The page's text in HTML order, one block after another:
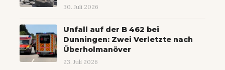
30. Juli 2026
Unfall auf der B 462 bei
Dunningen: Zwei Verletzte nach
Überholmanöver
23. Juli 2026